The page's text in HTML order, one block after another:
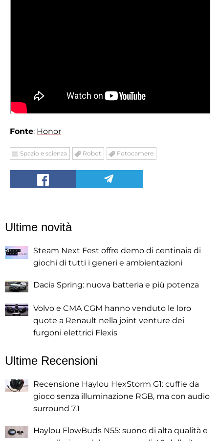
Fonte: Honor
Spazio e scienza Robot Fotocamere
Ultime novità
Steam Next Fest offre demo di centinaia di
giochi di tutti i generi e ambientazioni
Dacia Spring: nuova batteria e più potenza
Volvo e CMA CGM hanno venduto le loro
quote a Renault nella joint venture dei
furgoni elettrici Flexis
Ultime Recensioni
Recensione Haylou HexStorm G1: cuffie da
gioco senza illuminazione RGB, ma con audio
surround 7.1
Haylou FlowBuds N55: suono di alta qualità e